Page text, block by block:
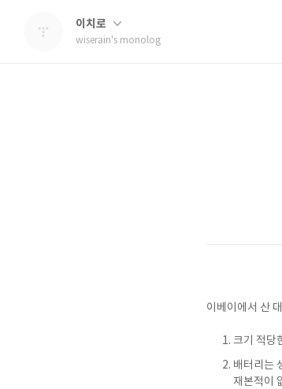
이치로
wiserain's monolog
이베이에서 산
크기 적당
배터리는
재본적이